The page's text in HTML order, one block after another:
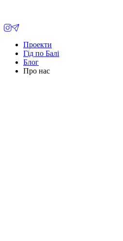
Проекти
Гід по Балі
Блог
Про нас